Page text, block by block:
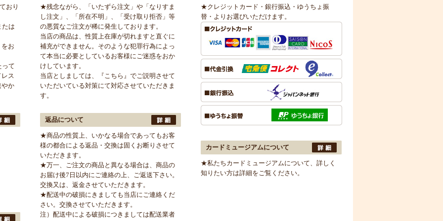
おり
は
お
って
ス
やか
★残念ながら、「いたずら注文」や「なりすま
し注文」、「所在不明」、「受け取り拒否」等
の悪質なご注文が稀に発生しております。
当店の商品は、性質上在庫が切れますと直ぐに
補充ができません。そのような犯罪行為によっ
て本当に必要としているお客様にご迷惑をおか
けしています。
当店としましては、
『こちら』 でご説明させて
いただいている対策にて対応させていただきま
す。
返品について
★商品の性質上、いかなる場合であってもお客
様の都合による返品・交換は固くお断りさせて
いただきます。
★万一、ご注文の商品と異なる場合は、商品の
お届け後7日以内にご連絡の上、ご返送下さい。
交換又は、返金させていただきます。
★配送中の破損にきましても当店にご連絡くだ
さい。交換させていただきます。
注）配送中による破損につきましては配送業者
★クレジットカード・銀行振込・ゆうちょ振
替・よりお選びいただけます。
カードミュージアムについて
★私たちカードミュージアムについて、詳しく
知りたい方は詳細をご覧ください。